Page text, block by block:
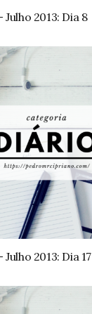
2013: Dia 8
2013: Dia 17